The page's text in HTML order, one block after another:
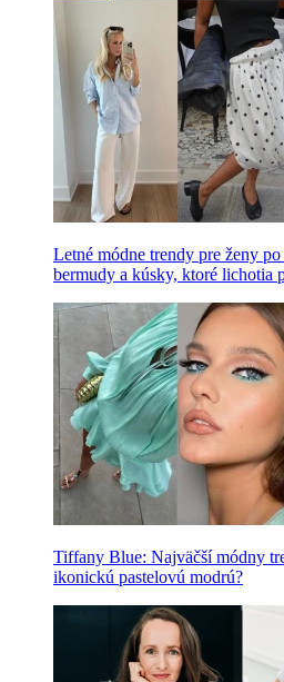
Letné módne trendy pre ženy
bermudy a kúsky, ktoré lichotia
Tiffany Blue: Najväčší módny
ikonickú pastelovú modrú?